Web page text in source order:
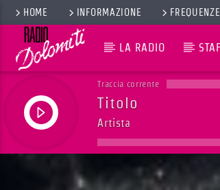
HOME INFORMAZIONE FREQUENZE
LA RADIO
Traccia corrente
Titolo
Artista